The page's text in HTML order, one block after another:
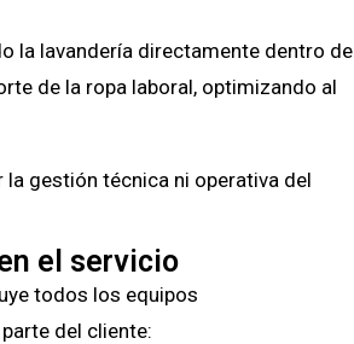
la lavandería directamente dentro de
de la ropa laboral, optimizando al
gestión técnica ni operativa del
el servicio
todos los equipos
del cliente: